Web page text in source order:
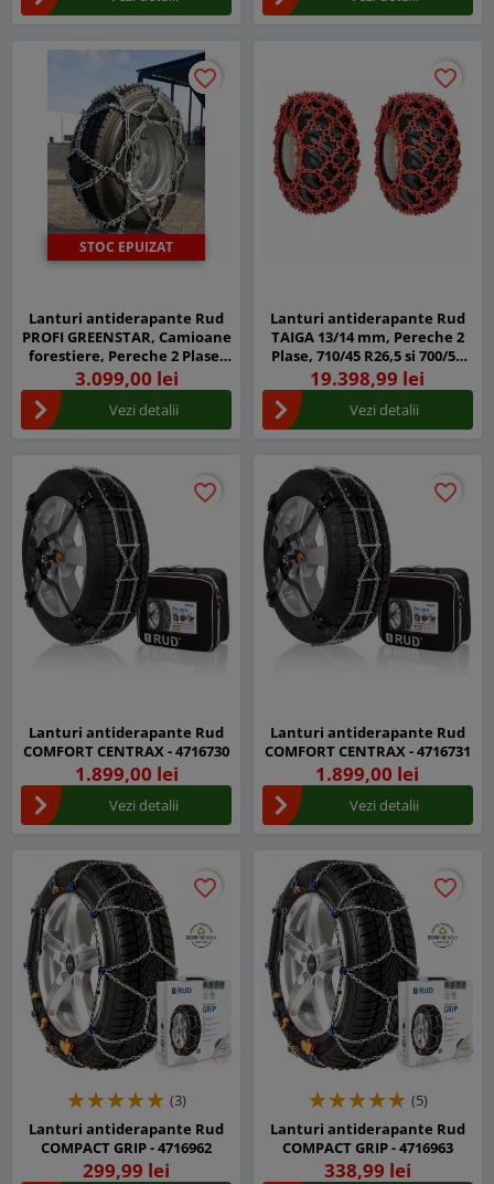
STOC EPUIZAT
favorite_border
favorite_border
Lanturi antiderapante Rud
PROFI GREENSTAR, Camioane
forestiere, Pereche 2 Plase,
315/80 R22,5
3.099,00 lei
Vezi detalii
favorite_border
favorite_border
Lanturi antiderapante Rud
TAIGA 13/14 mm, Pereche 2
Plase, 710/45 R26,5 si 700/50
R26,5
19.398,99 lei
Vezi detalii
favorite_border
favorite_border
Lanturi antiderapante Rud
COMFORT CENTRAX - 4716730
1.899,00 lei
Vezi detalii
favorite_border
favorite_border
Lanturi antiderapante Rud
COMFORT CENTRAX - 4716731
1.899,00 lei
Vezi detalii
favorite_border
favorite_border
(3)
Lanturi antiderapante Rud
COMPACT GRIP - 4716962
299,99 lei
favorite_border
favorite_border
(5)
Lanturi antiderapante Rud
COMPACT GRIP - 4716963
338,99 lei